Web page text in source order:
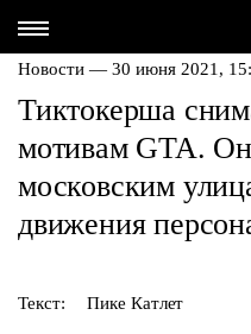
Новости — 30 июня 2021,
Тиктокерша
мотивам GTA.
московским
движения
Текст: Пике Катлет